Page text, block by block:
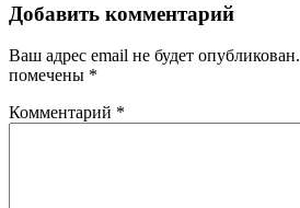
Добавить комментарий
Ваш адрес email не будет опубликован.
помечены *
Комментарий *